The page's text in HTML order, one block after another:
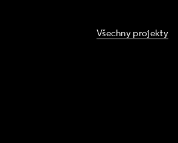
Všechny projekty